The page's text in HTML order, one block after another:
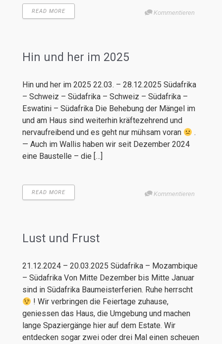
READ MORE Kommentieren
Hin und her im 2025
Hin und her im 2025 22.03. – 28.12.2025 Südafrika
– Schweiz – Südafrika – Schweiz – Südafrika –
Eswatini – Südafrika Die Behebung der Mängel im
und am Haus sind weiterhin kräftezehrend und
nervaufreibend und es geht nur mühsam voran
.
— Auch im Wallis haben wir seit Dezember 2024
eine Baustelle – die […]
READ MORE Kommentieren
Lust und Frust
21.12.2024 – 20.03.2025 Südafrika – Mozambique
– Südafrika Von Mitte Dezember bis Mitte Januar
sind in Südafrika Baumeisterferien. Ruhe herrscht
! Wir verbringen die Feiertage zuhause,
geniessen das Haus, die Umgebung und machen
lange Spaziergänge hier auf dem Estate. Wir
entdecken sogar zwei oder drei Mal einen scheuen